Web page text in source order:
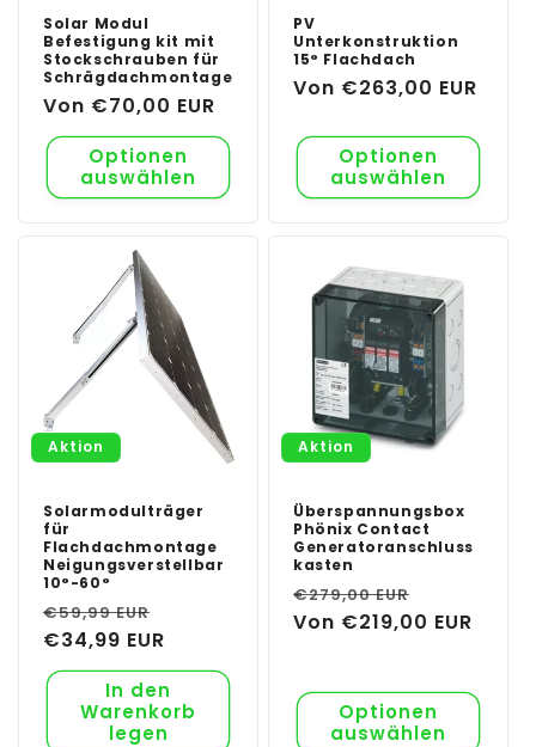
Solar Modul
Befestigung kit mit
Stockschrauben für
Schrägdachmontage
Normaler
Preis
Von €70,00 EUR
Optionen
auswählen
PV
Unterkonstruktion
15° Flachdach
Normaler
Von €263,00 EUR
Optionen
auswählen
Aktion
Solarmodulträger
für
Flachdachmontage
Neigungsverstellbar
10°-60°
Normaler
Preis
€59,99 EUR
Verkaufspreis
€34,99 EUR
In den
Warenkorb
legen
Aktion
Überspannungsbox
Phönix Contact
Generatoranschluss
kasten
Normaler
Preis
€279,00 EUR
Von €219,00 EUR
Optionen
auswählen